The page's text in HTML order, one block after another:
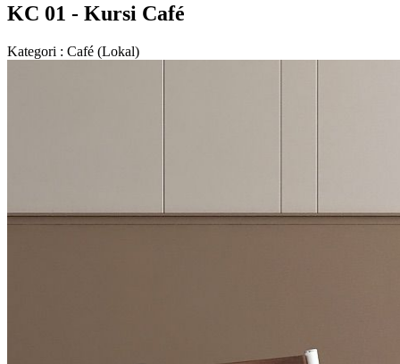
KC 01 - Kursi Café
Kategori : Café (Lokal)